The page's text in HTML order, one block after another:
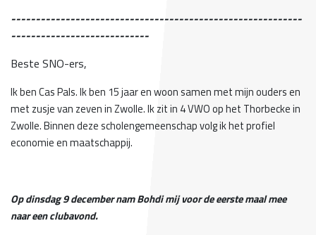
-----------------------------------------------------------
----------------------------
Beste SNO-ers,
Ik ben Cas Pals. Ik ben 15 jaar en woon samen met mijn ouders en
met zusje van zeven in Zwolle. Ik zit in 4 VWO op het Thorbecke in
Zwolle. Binnen deze scholengemeenschap volg ik het profiel
economie en maatschappij.
Op dinsdag 9 december nam Bohdi mij voor de eerste maal mee
naar een clubavond.